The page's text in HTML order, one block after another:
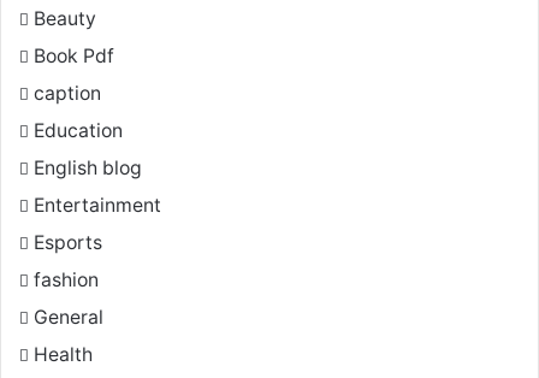
Beauty
Book Pdf
caption
Education
English blog
Entertainment
Esports
fashion
General
Health